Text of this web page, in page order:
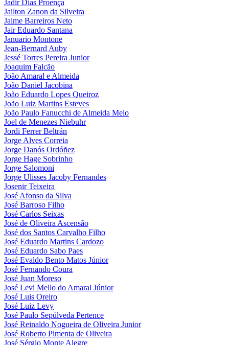
Jadir Dias Proença
Jailton Zanon da Silveira
Jaime Barreiros Neto
Jair Eduardo Santana
Januario Montone
Jean-Bernard Auby
Jessé Torres Pereira Junior
Joaquim Falcão
João Amaral e Almeida
João Daniel Jacobina
João Eduardo Lopes Queiroz
João Luiz Martins Esteves
João Paulo Fanucchi de Almeida Melo
Joel de Menezes Niebuhr
Jordi Ferrer Beltrán
Jorge Alves Correia
Jorge Danós Ordóñez
Jorge Hage Sobrinho
Jorge Salomoni
Jorge Ulisses Jacoby Fernandes
Josenir Teixeira
José Afonso da Silva
José Barroso Filho
José Carlos Seixas
José de Oliveira Ascensão
José dos Santos Carvalho Filho
José Eduardo Martins Cardozo
José Eduardo Sabo Paes
José Evaldo Bento Matos Júnior
José Fernando Coura
José Juan Moreso
José Levi Mello do Amaral Júnior
José Luis Oreiro
José Luiz Levy
José Paulo Sepúlveda Pertence
José Reinaldo Nogueira de Oliveira Junior
José Roberto Pimenta de Oliveira
José Sérgio Monte Alegre